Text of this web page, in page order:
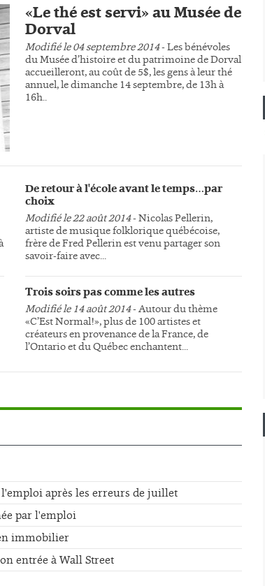
«Le thé est servi» au Musée de
Dorval
Modifié le 04 septembre 2014- Les bénévoles
du Musée d’histoire et du patrimoine de Dorval
accueilleront, au coût de 5$, les gens à leur thé
annuel, le dimanche 14 septembre, de 13h à
16h..
De retour à l'école avant le temps…par
choix
Modifié le 22 août 2014- Nicolas Pellerin,
artiste de musique folklorique québécoise,
frère de Fred Pellerin est venu partager son
savoir-faire avec...
Trois soirs pas comme les autres
Modifié le 14 août 2014- Autour du thème
«C’Est Normal!», plus de 100 artistes et
créateurs en provenance de la France, de
l’Ontario et du Québec enchantent...
après les erreurs de juillet
par l'emploi
immobilier
entrée à Wall Street